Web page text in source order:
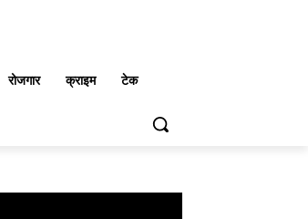
रोजगार क्राइम टेक